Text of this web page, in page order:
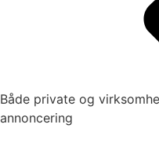
Både private og
annoncering